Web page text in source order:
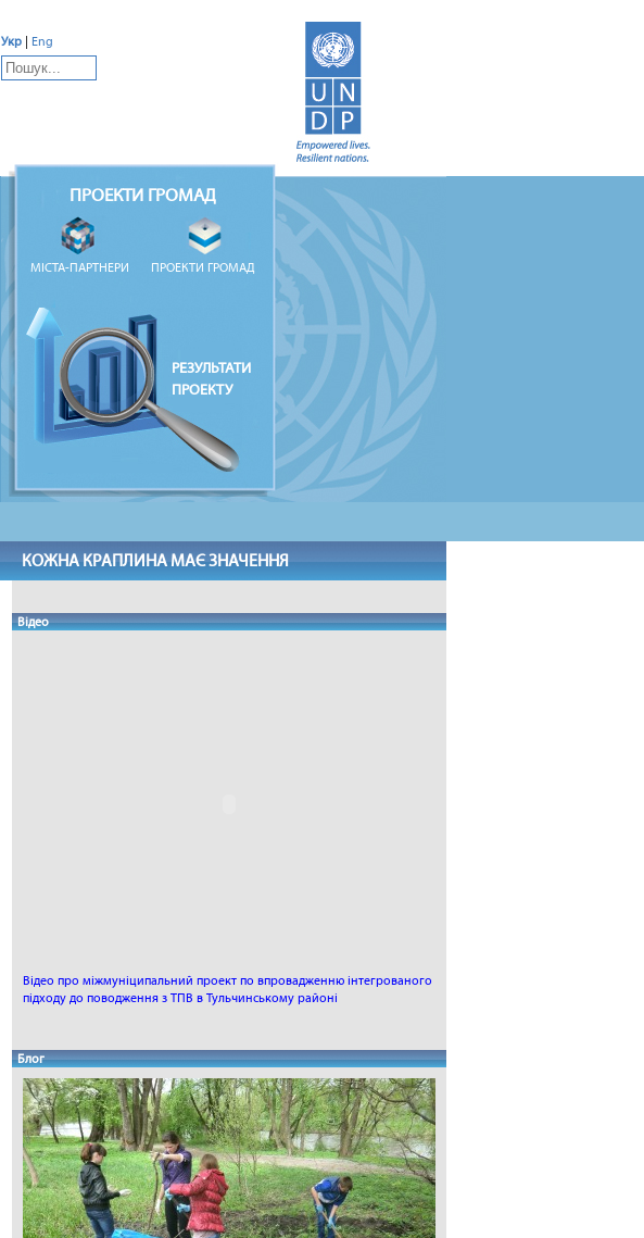
Укр Eng
ПРОЕКТИ ГРОМАД
МІСТА-ПАРТНЕРИ ПРОЕКТИ ГРОМАД
РЕЗУЛЬТАТИ
ПРОЕКТУ
КОЖНА КРАПЛИНА МАЄ ЗНАЧЕННЯ
Відео
Відео про міжмуніципальний проект по впровадженню інтегрованого
підходу до поводження з ТПВ в Тульчинському районі
Блог